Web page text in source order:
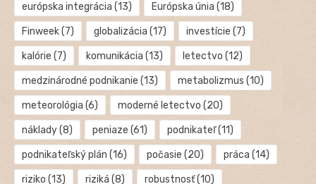
európska integrácia (13) Európska únia (18)
Finweek(7) globalizácia (17) investície (7)
kalórie (7) komunikácia (13) letectvo (12)
medzinárodné podnikanie (13) metabolizmus (10)
meteorológia (6) moderné letectvo (20)
náklady(8) peniaze (61) podnikateľ(11)
podnikateľský plán (16) počasie (20) práca (14)
riziko (13) riziká (8) robustnosť(10)